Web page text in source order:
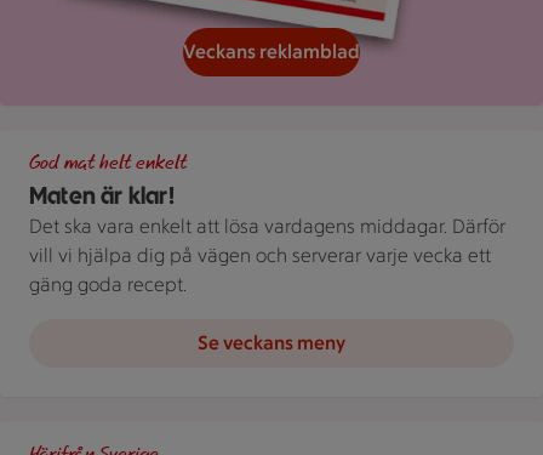
Veckans reklamblad
Maten är klar!
God mat helt enkelt
Det ska vara enkelt att lösa vardagens middagar. Därför
vill vi hjälpa dig på vägen och serverar varje vecka ett
gäng goda recept.
Se veckans meny